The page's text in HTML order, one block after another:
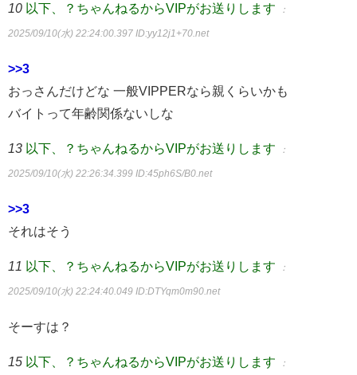
10 以下、？ちゃんねるからVIPがお送りします ：
2025/09/10(水) 22:24:00.397 ID:yy12j1+70.net
>>3
おっさんだけどな 一般VIPPERなら親くらいかも
バイトって年齢関係ないしな
13 以下、？ちゃんねるからVIPがお送りします ：
2025/09/10(水) 22:26:34.399 ID:45ph6S/B0.net
>>3
それはそう
11 以下、？ちゃんねるからVIPがお送りします ：
2025/09/10(水) 22:24:40.049 ID:DTYqm0m90.net
そーすは？
15 以下、？ちゃんねるからVIPがお送りします ：